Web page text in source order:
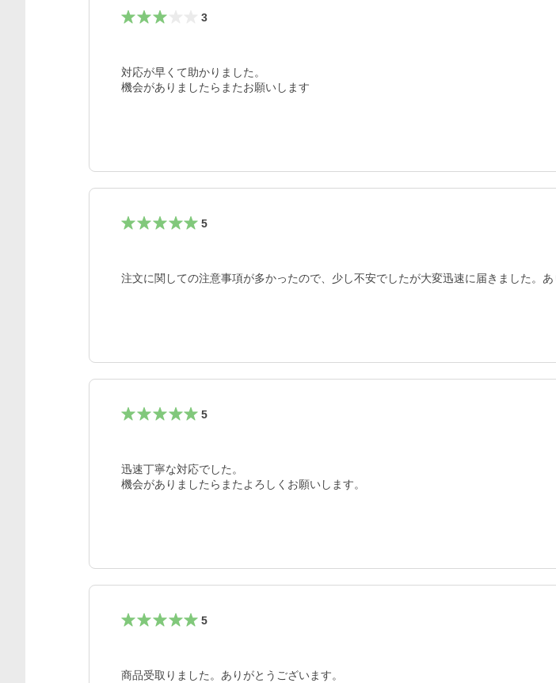
3
対応が早くて助かりました。
機会がありましたらまたお願いします
5
注文に関しての注意事項が多かったので、少し不安でしたが大変迅速に届きました。あ
5
迅速丁寧な対応でした。
機会がありましたらまたよろしくお願いします。
5
商品受取りました。ありがとうございます。